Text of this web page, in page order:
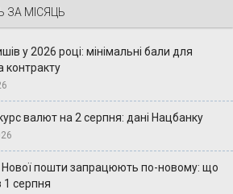
ЗА МІСЯЦЬ
у 2026 році: мінімальні бали для
контракту
валют на 2 серпня: дані Нацбанку
Нової пошти запрацюють по-новому: що
1 серпня